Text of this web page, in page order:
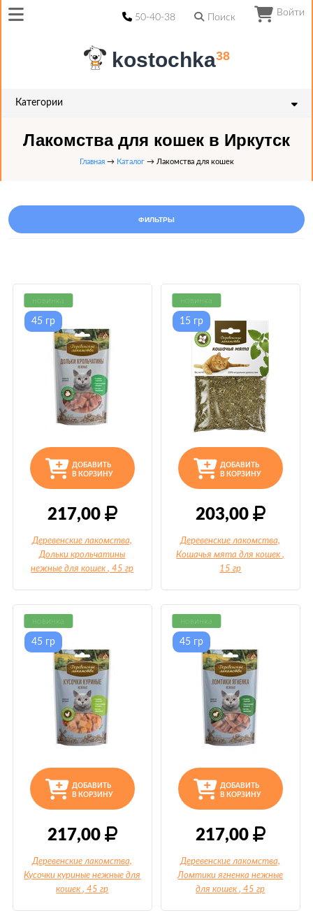
Войти
50-40-38 Поиск
kostochka38
Категории
Лакомства для кошек в Иркутск
Главная→ Каталог→ Лакомства для кошек
ФИЛЬТРЫ
новинка
ДОБАВИТЬ
В КОРЗИНУ
217,00
45 гр
Деревенские лакомства,
Дольки крольчатины
нежные для кошек , 45 гр
новинка
ДОБАВИТЬ
В КОРЗИНУ
203,00
15 гр
Деревенские лакомства,
Кошачья мята для кошек ,
15 гр
новинка
ДОБАВИТЬ
В КОРЗИНУ
217,00
45 гр
Деревенские лакомства,
Кусочки куриные нежные для
кошек , 45 гр
новинка
ДОБАВИТЬ
В КОРЗИНУ
217,00
45 гр
Деревенские лакомства,
Ломтики ягненка нежные
для кошек , 45 гр